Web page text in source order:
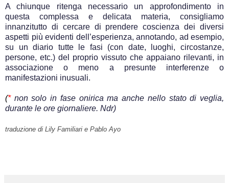
A chiunque ritenga necessario un approfondimento in
questa complessa e delicata materia, consigliamo
innanzitutto di cercare di prendere coscienza dei diversi
aspetti più evidenti dell’esperienza, annotando, ad esempio,
su un diario tutte le fasi (con date, luoghi, circostanze,
persone, etc.) del proprio vissuto che appaiano rilevanti, in
associazione o meno a presunte interferenze o
manifestazioni inusuali.
(*non solo in fase onirica ma anche nello stato di veglia,
durante le ore giornaliere. Ndr)
traduzione di Lily Familiari e Pablo Ayo